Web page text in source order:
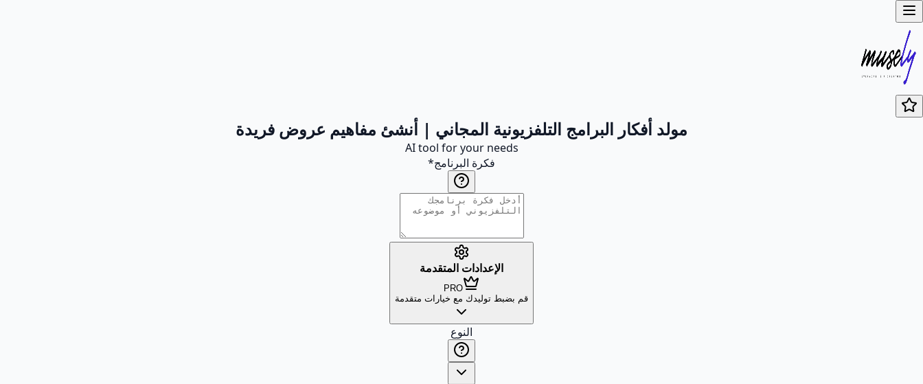
مولد أفكار البرامج التلفزيونية المجاني | أنشئ مفاهيم عروض فريدة
AI tool for your needs
فكرة البرنامج*
الإعدادات المتقدمة
PRO
قم بضبط توليدك مع خيارات متقدمة
النوع